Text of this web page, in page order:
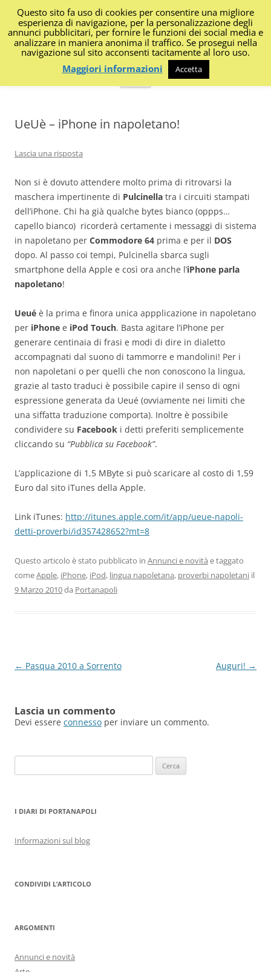
I Diari di Portanapoli
Impressioni, sapori, colori dalla regione
Vai
UeUè – iPhone in napoletano!
Lascia una risposta
Non si è dovuto attendere molto prima di ritrovarsi la
maschera impertinente di Pulcinella tra i circuiti stampati
dell’iPhone. Chi ha già qualche bytes bianco (oppps…
capello bianco) ricorderà certamente i messaggi di sistema
in napoletano per Commodore 64 prima e per il DOS
dopo. Al passo coi tempi, Pulcinella sbarca sugli
smartphone della Apple e così ora anche l’iPhone parla
napoletano!
Ueué è la prima e finora unica appplicazione in napoletano
per iPhone e iPod Touch. Basta agitare l’iPhone per
generare centinaia di frasi e modi di dire in dialetto
accompagnati dal suono di tammorre e mandolini! Per i
non napoletani o per quelli che non conoscono la lingua,
grazie al tasto traduci è possibile capire il senso di ogni
espressione generata da Ueué (ovviamente nei limiti che
una siffatta traduzione comporta). Inoltre è possibile
condividere su Facebook i detti preferiti semplicemente
cliccando su “Pubblica su Facebook”.
L’applicazione di 1,5 MByte si può scaricare al costo di 1,59
Euro dal sito iTunes della Apple.
Link iTunes: http://itunes.apple.com/it/app/ueue-napoli-
detti-proverbi/id357428652?mt=8
Questo articolo è stato pubblicato in Annunci e novità e taggato
comeApple, iPhone, iPod, lingua napoletana, proverbi napoletani il
9 Marzo 2010da Portanapoli
Navigazione
← Pasqua 2010 a Sorrento Auguri! →
Lascia un commento
Devi essere connesso per inviare un commento.
per:
I DIARI DI PORTANAPOLI
Informazioni sul blog
CONDIVIDI L’ARTICOLO
ARGOMENTI
Annunci e novità
Questo sito fa uso di cookies per consentire una migliore
esperienza di navigazione, per la personalizzazione degli
annunci pubblicitari, per fornire le funzioni dei social media e
analizzare in maniera anonima il traffico. Se prosegui nella
navigazione sul sito acconsenti tacitamente al loro uso.
Maggiori informazioni
Accetta